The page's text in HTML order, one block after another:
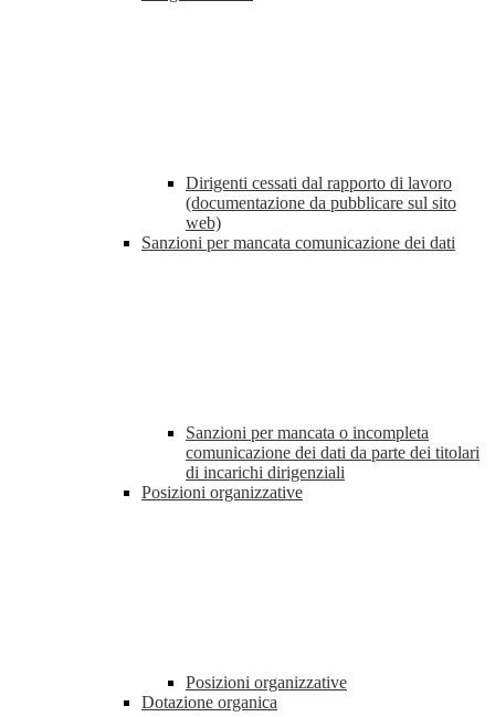
Dirigenti cessati dal rapporto di lavoro
(documentazione da pubblicare sul sito
web)
Sanzioni per mancata comunicazione dei dati
Sanzioni per mancata o incompleta
comunicazione dei dati da parte dei titolari
di incarichi dirigenziali
Posizioni organizzative
Posizioni organizzative
Dotazione organica